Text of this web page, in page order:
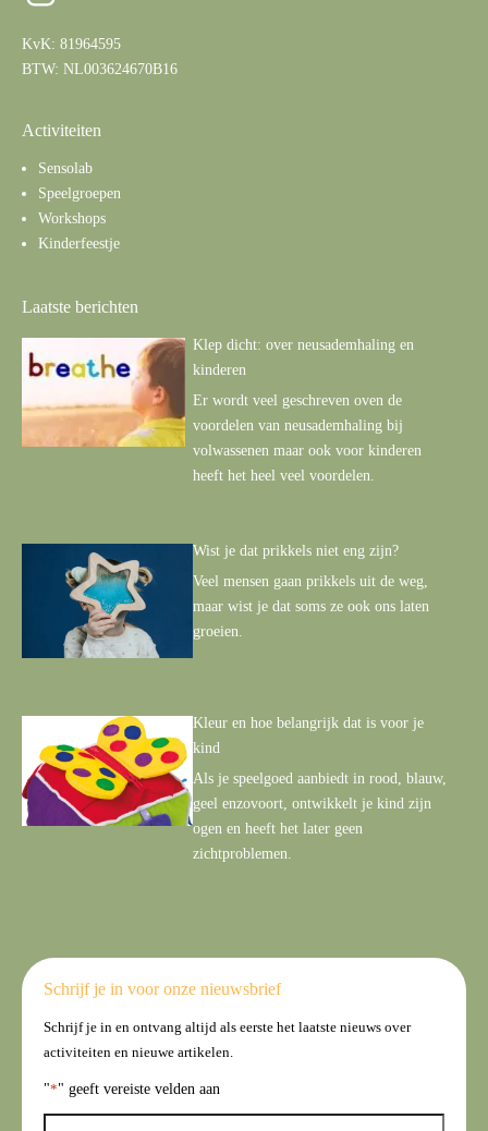
KvK: 81964595
BTW: NL003624670B16
Activiteiten
Sensolab
Speelgroepen
Workshops
Kinderfeestje
Laatste berichten
Klep dicht: over neusademhaling en
kinderen
Er wordt veel geschreven oven de
voordelen van neusademhaling bij
volwassenen maar ook voor kinderen
heeft het heel veel voordelen.
Wist je dat prikkels niet eng zijn?
Veel mensen gaan prikkels uit de weg,
maar wist je dat soms ze ook ons laten
groeien.
Kleur en hoe belangrijk dat is voor je
kind
Als je speelgoed aanbiedt in rood, blauw,
geel enzovoort, ontwikkelt je kind zijn
ogen en heeft het later geen
zichtproblemen.
Schrijf je in voor onze nieuwsbrief
Schrijf je in en ontvang altijd als eerste het laatste nieuws over
activiteiten en nieuwe artikelen.
"*" geeft vereiste velden aan
N